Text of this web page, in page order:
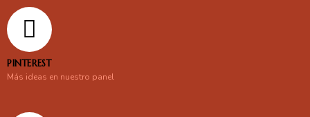
PINTEREST
Más ideas en nuestro panel